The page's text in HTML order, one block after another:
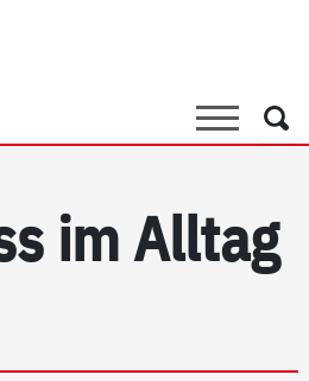
Suche
Suche
im Alltag